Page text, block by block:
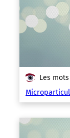
Les